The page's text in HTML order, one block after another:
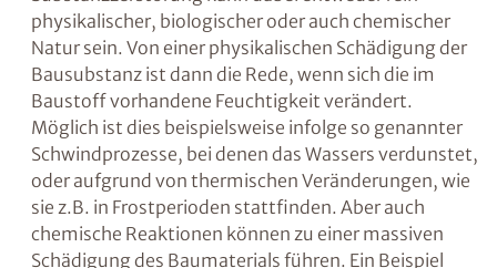
auch zu Schädigungen der Bausubstanz
führen. Dies geht nicht selten mit einer
Wertminderung der gesamten Immobilie
einher. Die Substanzzerstörung kann dabei
entweder rein physikalischer, biologischer
oder auch chemischer Natur sein. Von einer
physikalischen Schädigung der Bausubstanz
ist dann die Rede, wenn sich die im Baustoff
vorhandene Feuchtigkeit verändert. Möglich
ist dies beispielsweise infolge so genannter